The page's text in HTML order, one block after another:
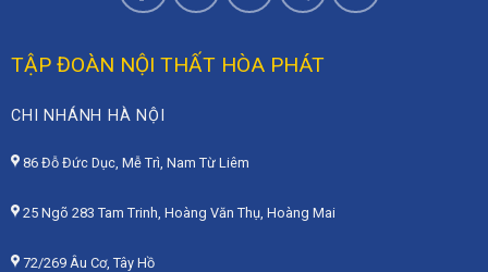
TẬP ĐOÀN NỘI THẤT HÒA PHÁT
CHI NHÁNH HÀ NỘI
86 Đỗ Đức Dục, Mễ Trì, Nam Từ Liêm
25 Ngõ 283 Tam Trinh, Hoàng Văn Thụ, Hoàng Mai
72/269 Âu Cơ, Tây Hồ